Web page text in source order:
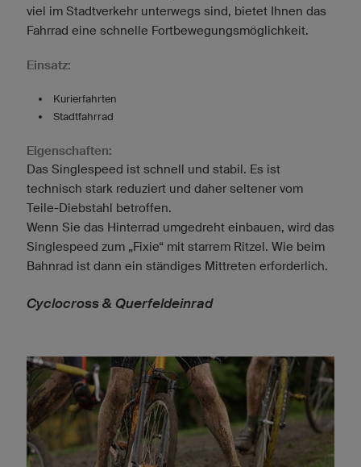
viel im Stadtverkehr unterwegs sind, bietet Ihnen das
Fahrrad eine schnelle Fortbewegungsmöglichkeit.
Einsatz:
Kurierfahrten
Stadtfahrrad
Eigenschaften:
Das Singlespeed ist schnell und stabil. Es ist
technisch stark reduziert und daher seltener vom
Teile-Diebstahl betroffen.
Wenn Sie das Hinterrad umgedreht einbauen, wird das
Singlespeed zum „Fixie“ mit starrem Ritzel. Wie beim
Bahnrad ist dann ein ständiges Mittreten erforderlich.
Cyclocross & Querfeldeinrad